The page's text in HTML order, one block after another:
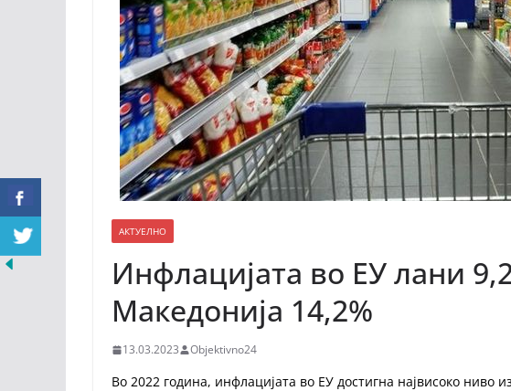
АКТУЕЛНО
Инфлацијата во ЕУ лани
Македонија 14,2%
13.03.2023 Objektivno24
Во 2022 година, инфлацијата во ЕУ достигна највисоко ниво